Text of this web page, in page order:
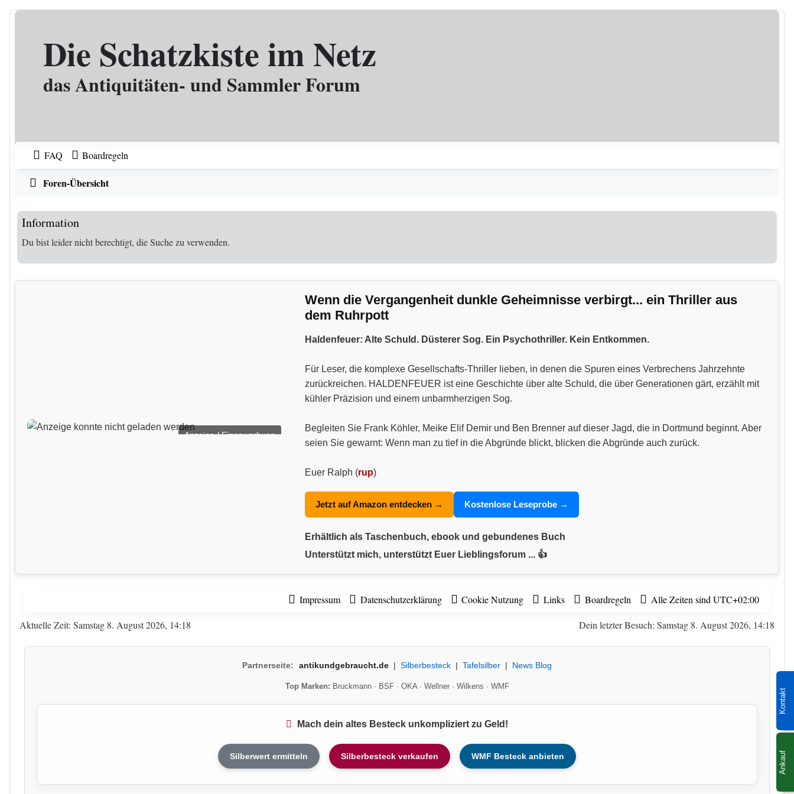
Kontakt
Ankauf
Zum Inhalt
Die Schatzkiste im Netz
das Antiquitäten- und Sammler Forum
FAQ Boardregeln
Foren-Übersicht
Information
Du bist leider nicht berechtigt, die Suche zu verwenden.
Anzeige / Eigenwerbung
Wenn die Vergangenheit dunkle Geheimnisse verbirgt... ein Thriller aus
dem Ruhrpott
Haldenfeuer: Alte Schuld. Düsterer Sog. Ein Psychothriller. Kein Entkommen.
Für Leser, die komplexe Gesellschafts-Thriller lieben, in denen die Spuren eines Verbrechens Jahrzehnte
zurückreichen. HALDENFEUER ist eine Geschichte über alte Schuld, die über Generationen gärt, erzählt mit
kühler Präzision und einem unbarmherzigen Sog.
Begleiten Sie Frank Köhler, Meike Elif Demir und Ben Brenner auf dieser Jagd, die in Dortmund beginnt. Aber
seien Sie gewarnt: Wenn man zu tief in die Abgründe blickt, blicken die Abgründe auch zurück.
Euer Ralph (rup)
Jetzt auf Amazon entdecken → Kostenlose Leseprobe →
Erhältlich als Taschenbuch, ebook und gebundenes Buch
Unterstützt mich, unterstützt Euer Lieblingsforum ... 👍
Impressum Datenschutzerklärung Cookie Nutzung Links Boardregeln Alle Zeiten sind UTC+02:00
Dein letzter Besuch: Samstag 8. August 2026, 14:18
Aktuelle Zeit: Samstag 8. August 2026, 14:18
Partnerseite: antikundgebraucht.de | Silberbesteck | Tafelsilber | News Blog
Top Marken: Bruckmann· BSF· OKA· Wellner· Wilkens · WMF
Mach dein altes Besteck unkompliziert zu Geld!
Silberwert ermitteln Silberbesteck verkaufen WMF Besteck anbieten